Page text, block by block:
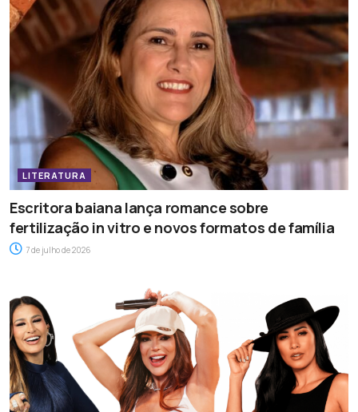
LITERATURA
Escritora baiana lança romance sobre
fertilização in vitro e novos formatos de família
7 de julho de 2026